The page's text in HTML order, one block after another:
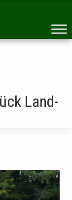
Land-